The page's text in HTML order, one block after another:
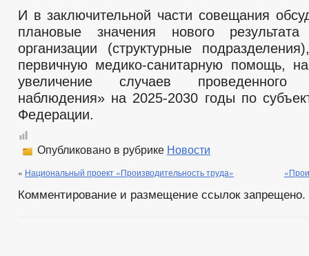
И в заключительной части совещания
плановые значения нового результата
организации (структурные
первичную медико-санитарную помощь,
увеличение случаев проведенного
наблюдения» на 2025-2030 годы по
Федерации.
Опубликовано в рубрике Новости
« Национальный проект «Производительность труда»
Комментирование и размещение ссылок запрещено.